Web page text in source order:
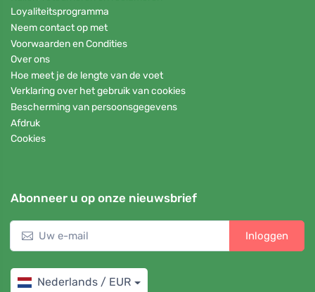
Loyaliteitsprogramma
Neem contact op met
Voorwaarden en Condities
Over ons
Hoe meet je de lengte van de voet
Verklaring over het gebruik van cookies
Bescherming van persoonsgegevens
Afdruk
Cookies
Abonneer u op onze nieuwsbrief
Inloggen
Nederlands / EUR